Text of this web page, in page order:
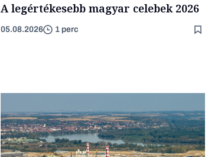
A legértékesebb magyar celebek 2026
05.08.2026 1 perc